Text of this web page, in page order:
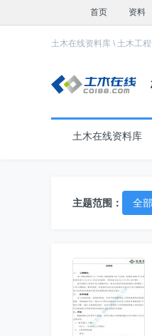
首页 资料
土木在线资料库 \ 土木工
土木在线资料库
主题范围： 全部